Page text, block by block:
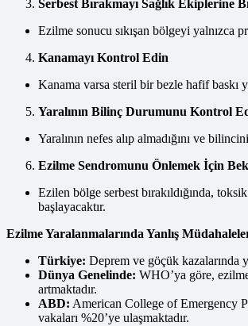
Serbest Bırakmayı Sağlık Ekiplerine
Ezilme sonucu sıkışan bölgeyi yalnızca
Kanamayı Kontrol Edin
Kanama varsa steril bir bezle hafif baskı
Yaralının Bilinç Durumunu Kontrol
Yaralının nefes alıp almadığını ve
Ezilme Sendromunu Önlemek İçin
Ezilen bölge serbest bırakıldığında,
başlayacaktır.
Ezilme Yaralanmalarında Yanlış
Türkiye: Deprem ve göçük kazalarında
Dünya Genelinde: WHO’ya göre,
artmaktadır.
ABD: American College of Emergency
vakaları %20’ye ulaşmaktadır.